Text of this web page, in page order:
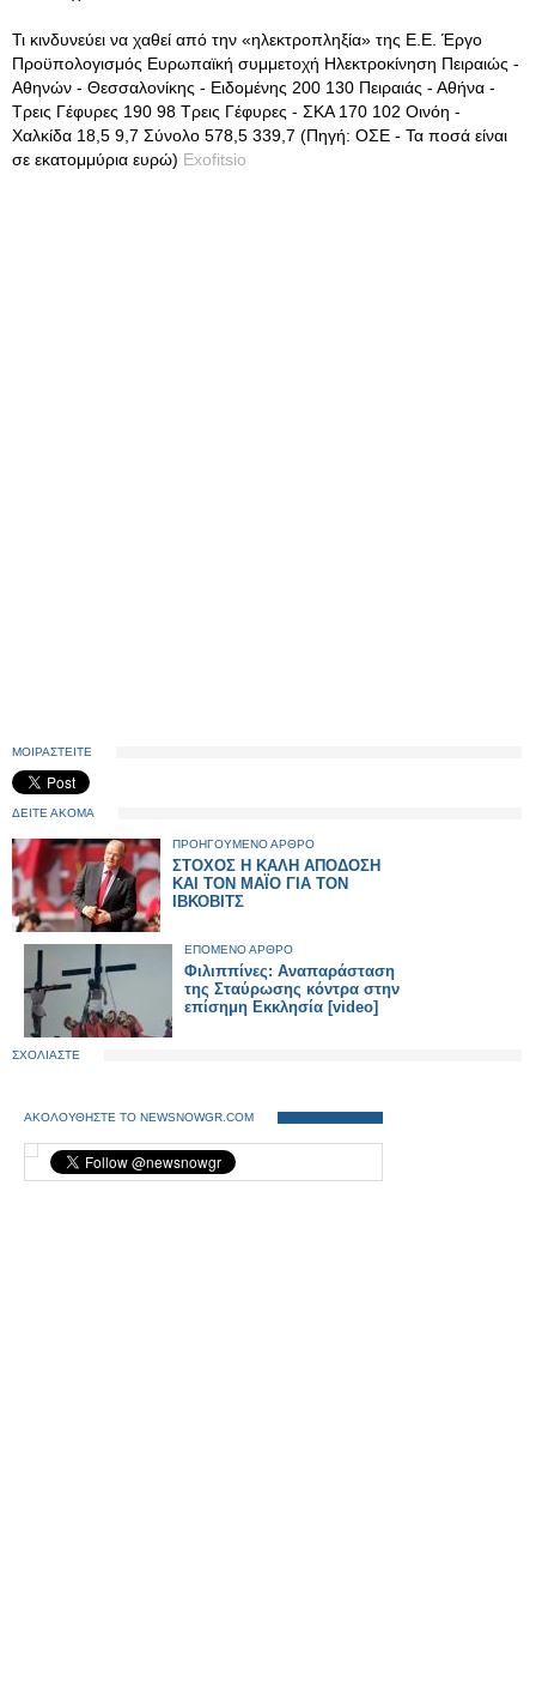
Τι κινδυνεύει να χαθεί από την «ηλεκτροπληξία» της Ε.Ε. Έργο
Προϋπολογισμός Ευρωπαϊκή συμμετοχή Ηλεκτροκίνηση Πειραιώς -
Αθηνών - Θεσσαλονίκης - Ειδομένης 200 130 Πειραιάς - Αθήνα -
Τρεις Γέφυρες 190 98 Τρεις Γέφυρες - ΣΚΑ 170 102 Οινόη -
Χαλκίδα 18,5 9,7 Σύνολο 578,5 339,7 (Πηγή: ΟΣΕ - Τα ποσά είναι
σε εκατομμύρια ευρώ) Exofitsio
ΜΟΙΡΑΣΤΕΙΤΕ
ΔΕΙΤΕ ΑΚΟΜΑ
ΠΡΟΗΓΟΥΜΕΝΟ ΑΡΘΡΟ
ΣΤΟΧΟΣ Η ΚΑΛΗ ΑΠΟΔΟΣΗ
ΚΑΙ ΤΟΝ ΜΑΪΟ ΓΙΑ ΤΟΝ
ΙΒΚΟΒΙΤΣ
ΕΠΟΜΕΝΟ ΑΡΘΡΟ
Φιλιππίνες: Αναπαράσταση
της Σταύρωσης κόντρα στην
επίσημη Εκκλησία [video]
ΣΧΟΛΙΑΣΤΕ
ΑΚΟΛΟΥΘΗΣΤΕ ΤΟ NEWSNOWGR.COM